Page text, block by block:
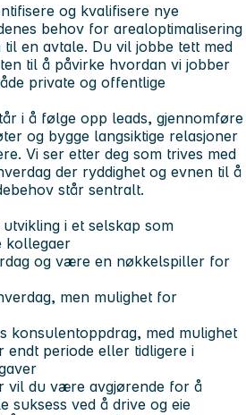
og kvalifisere nye
behov for arealoptimalisering
en avtale. Du vil jobbe tett med
til å påvirke hvordan vi jobber
private og offentlige
i å følge opp leads, gjennomføre
og bygge langsiktige relasjoner
Vi ser etter deg som trives med
der ryddighet og evnen til å
står sentralt.
i et selskap som
kollegaer
og være en nøkkelspiller for
men mulighet for
konsulentoppdrag, med mulighet
endt periode eller tidligere i
vil du være avgjørende for å
suksess ved å drive og eie